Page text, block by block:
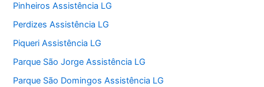
Pinheiros Assistência LG
Perdizes Assistência LG
Piqueri Assistência LG
Parque São Jorge Assistência LG
Parque São Domingos Assistência LG